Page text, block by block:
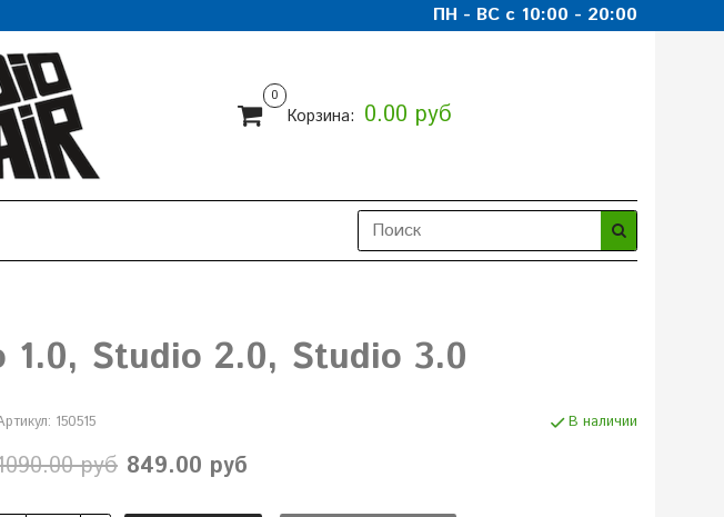
ПН - ВС с 10:00 - 20:00
0
Корзина: 0.00 руб
Studio 2.0, Studio 3.0
150515 В наличии
руб 849.00 руб